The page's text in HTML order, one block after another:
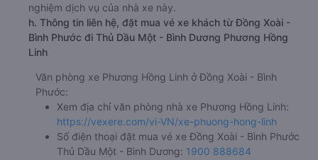
nghiệm dịch vụ của nhà xe này.
h. Thông tin liên hệ, đặt mua vé xe khách từ Đồng Xoài -
Bình Phước đi Thủ Dầu Một - Bình Dương Phương Hồng
Linh
Văn phòng xe Phương Hồng Linh ở Đồng Xoài - Bình
Phước:
Xem địa chỉ văn phòng nhà xe Phương Hồng Linh:
https://vexere.com/vi-VN/xe-phuong-hong-linh
Số điện thoại đặt mua vé xe Đồng Xoài - Bình Phước
Thủ Dầu Một - Bình Dương: 1900 888684